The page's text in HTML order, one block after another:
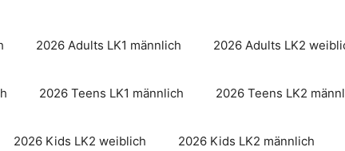
2026 Adults LK1 männlich 2026 Adults LK2
2026 Teens LK1 männlich 2026 Teens LK2
2026 Kids LK2 weiblich 2026 Kids LK2 männlich